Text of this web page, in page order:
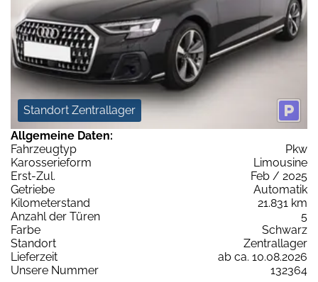
Standort Zentrallager
Allgemeine Daten:
Fahrzeugtyp
Pkw
Karosserieform
Limousine
Erst-Zul.
Feb / 2025
Getriebe
Automatik
Kilometerstand
21.831 km
Anzahl der Türen
5
Farbe
Schwarz
Standort
Zentrallager
Lieferzeit
ab ca. 10.08.2026
Unsere Nummer
132364